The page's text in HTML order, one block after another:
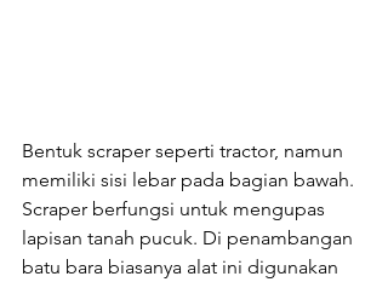
Bentuk scraper seperti tractor, namun
memiliki sisi lebar pada bagian bawah.
Scraper berfungsi untuk mengupas
lapisan tanah pucuk. Di penambangan
batu bara biasanya alat ini digunakan